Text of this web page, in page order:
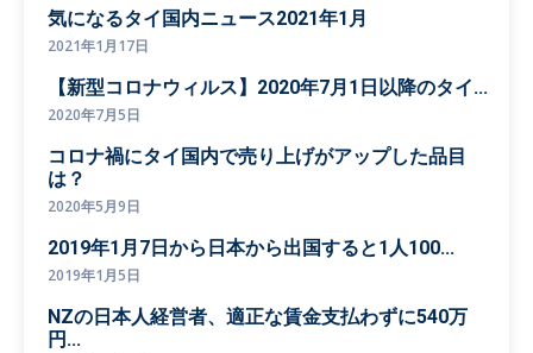
気になるタイ国内ニュース2021年1月
2021年1月17日
【新型コロナウィルス】2020年7月1日以降のタイ...
2020年7月5日
コロナ禍にタイ国内で売り上げがアップした品目
は？
2020年5月9日
2019年1月7日から日本から出国すると1人100...
2019年1月5日
NZの日本人経営者、適正な賃金支払わずに540万
円...